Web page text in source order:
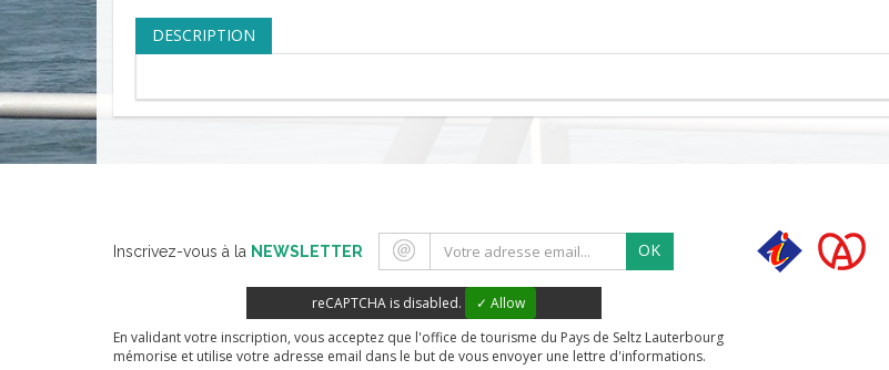
DESCRIPTION
Inscrivez-vous à la NEWSLETTER OK
reCAPTCHA is disabled.
✓ Allow
En validant votre inscription, vous acceptez que l'office de tourisme du Pays de Seltz Lauterbourg
mémorise et utilise votre adresse email dans le but de vous envoyer une lettre d'informations.